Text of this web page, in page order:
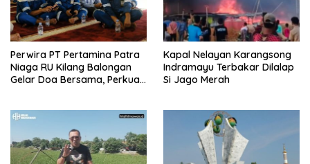
Perwira PT Pertamina Patra
Niaga RU Kilang Balongan
Gelar Doa Bersama, Perkuat
Kapal Nelayan Karangsong
Indramayu Terbakar Dilalap
Si Jago Merah